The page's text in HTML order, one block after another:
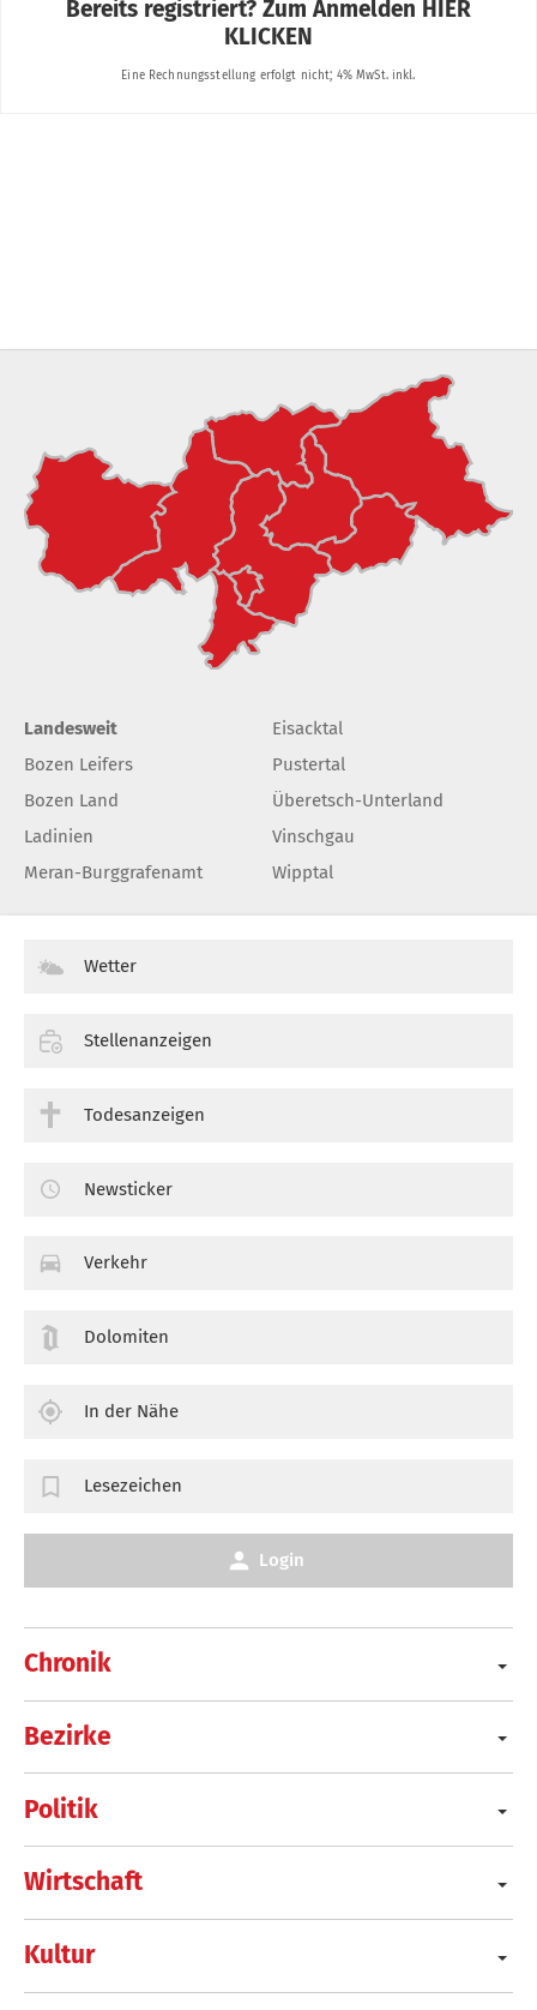
Landesweit
Bozen Leifers
Bozen Land
Ladinien
Meran-Burggrafenamt
Eisacktal
Pustertal
Überetsch-Unterland
Vinschgau
Wipptal
Chronik
Bezirke
Politik
Wirtschaft
Kultur
Wetter
Stellenanzeigen
Todesanzeigen
Newsticker
Verkehr
Dolomiten
In der Nähe
Lesezeichen
Login